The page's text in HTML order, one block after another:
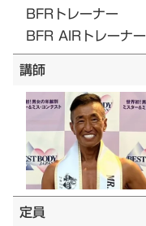
BFRトレーナー
BFR AIRトレーナー
講師
定員